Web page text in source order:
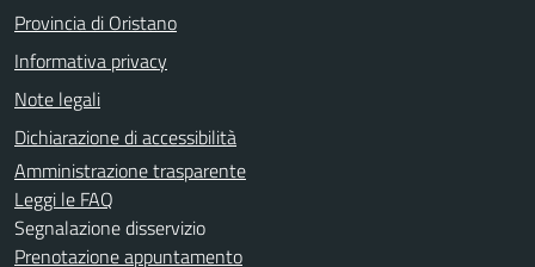
Provincia di Oristano
Informativa privacy
Note legali
Dichiarazione di accessibilità
Amministrazione trasparente
Leggi le FAQ
Segnalazione disservizio
Prenotazione appuntamento